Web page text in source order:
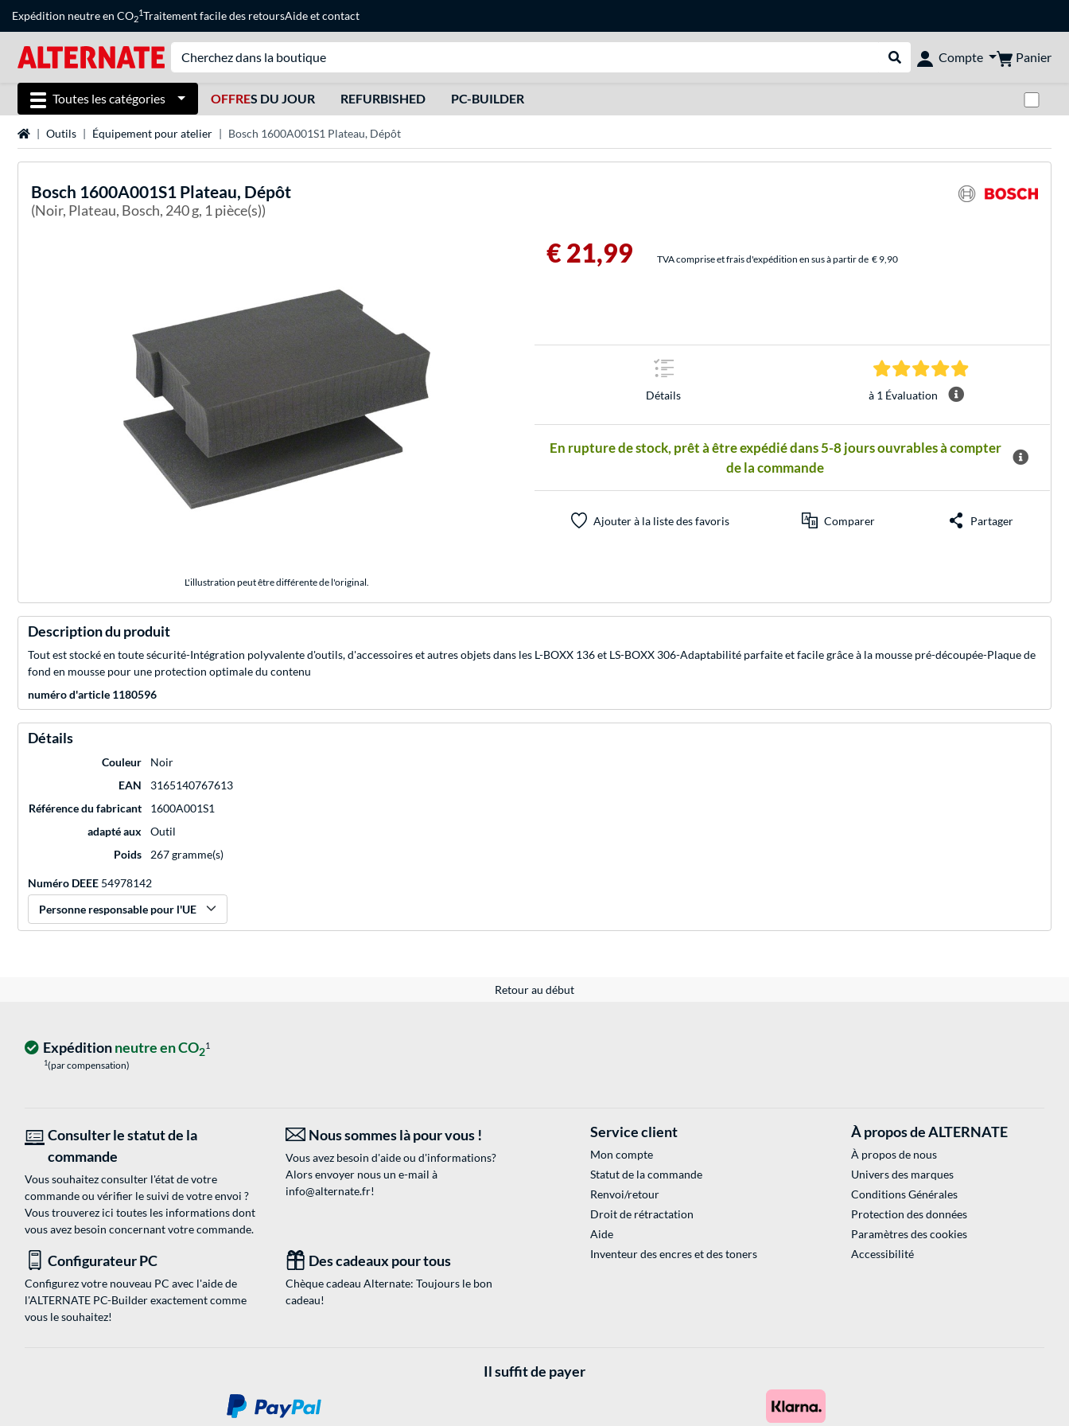
Expédition neutre en CO2
1Traitement facile des retoursAideetcontact
Rechercher dans le shop
Compte Panier
Toutes les catégories OFFRES DU JOUR REFURBISHED PC-BUILDER
Page d'accueil
Outils Équipement pour atelier Bosch ‎1600A001S1 Plateau, Dépôt
Bosch ‎1600A001S1 Plateau, Dépôt
(Noir, Plateau, Bosch, 240 g, 1 pièce(s))
L'illustration peut être différente de l'original.
€ 21,99 TVA comprise et frais d'expédition en sus à partir de € 9,90
Détails
5.0 Étoiles à 1
à 1 Évaluation
En rupture de stock, prêt à être expédié dans 5-8 jours ouvrables à compter
de la commande
Ajouter à la liste des favoris Comparer Partager
Description du produit
Tout est stocké en toute sécurité-Intégration polyvalente d'outils, d'accessoires et autres objets dans les L-BOXX 136 et LS-BOXX 306-Adaptabilité parfaite et facile grâce à la mousse pré-découpée-Plaque de
fond en mousse pour une protection optimale du contenu
numéro d'article 1180596
Détails
Couleur
Noir
EAN
3165140767613
Référence du fabricant
1600A001S1
adapté aux
Outil
Poids
267 gramme(s)
Numéro DEEE 54978142
Personne responsable pour l'UE
Retour au début
Expéditionneutre en CO21
1(par compensation)
Consulter le statut de la
commande
Vous souhaitez consulter l'état de votre
commande ou vérifier le suivi de votre envoi ?
Vous trouverez ici toutes les informations dont
vous avez besoin concernant votre commande.
Nous sommes là pour vous !
Vous avez besoin d'aide ou d'informations?
Alors envoyer nous un e-mail à
info@alternate.fr!
Configurateur PC
Configurez votre nouveau PC avec l'aide de
l'ALTERNATE PC-Builder exactement comme
vous le souhaitez!
Des cadeaux pour tous
Chèque cadeau Alternate: Toujours le bon
cadeau!
Service client
Mon compte
Statut de la commande
Renvoi/retour
Droit de rétractation
Aide
Inventeur des encres et des toners
À propos de ALTERNATE
À propos de nous
Univers des marques
Conditions Générales
Protection des données
Paramètres des cookies
Accessibilité
Il suffit de payer